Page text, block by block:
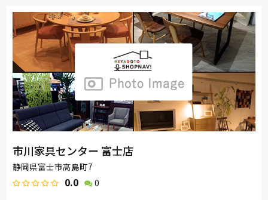
市川家具センター 富士店
静岡県富士市高島町7
0.0 0